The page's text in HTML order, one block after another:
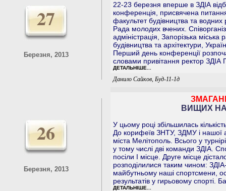
27
Березня, 2013
22-23 березня вперше в ЗДІА
конференція, присвячена
факультет будівництва та водних
Рада молодих вчених.
адміністрація, Запорізька
будівництва та архітектури,
Перший день конференції
словами привітання ректор ЗДІА
ДЕТАЛЬНІШЕ...
Данило Сайков, Буд-11-1д
26
Березня, 2013
ВИЩИХ
У цьому році збільшилась
До корифеїв ЗНТУ, ЗДМУ і нашої
міста Мелітополь. Всього у
у тому числі дві команди ЗДІА.
посіли І місце. Друге місце
розподілилися таким чином:
майбутньому наші спортсмени,
результатів у гирьовому спорті.
ДЕТАЛЬНІШЕ...